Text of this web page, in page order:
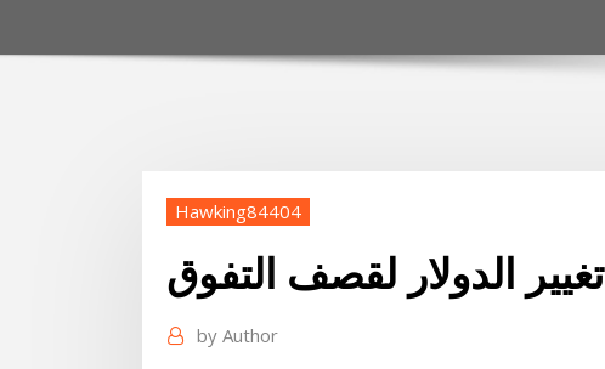
Hawking84404
تغيير الدولار لقصف التفوق
by Author